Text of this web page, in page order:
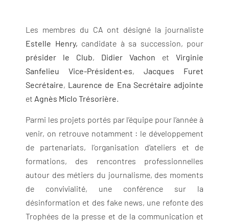
Les membres du CA ont désigné la journaliste
Estelle Henry, candidate à sa succession, pour
présider le Club, Didier Vachon et Virginie
Sanfelieu
Vice-Président·es, Jacques Furet
Secrétaire, Laurence de Ena Secrétaire adjointe
et Agnès Miclo Trésorière
Parmi les projets portés par l’équipe pour l’année à
venir, on retrouve notamment : le développement
de partenariats, l’organisation d’ateliers et de
formations, des rencontres professionnelles
autour des métiers du journalisme, des moments
de convivialité, une conférence sur la
désinformation et des fake news, une refonte des
Trophées de la presse et de la communication et